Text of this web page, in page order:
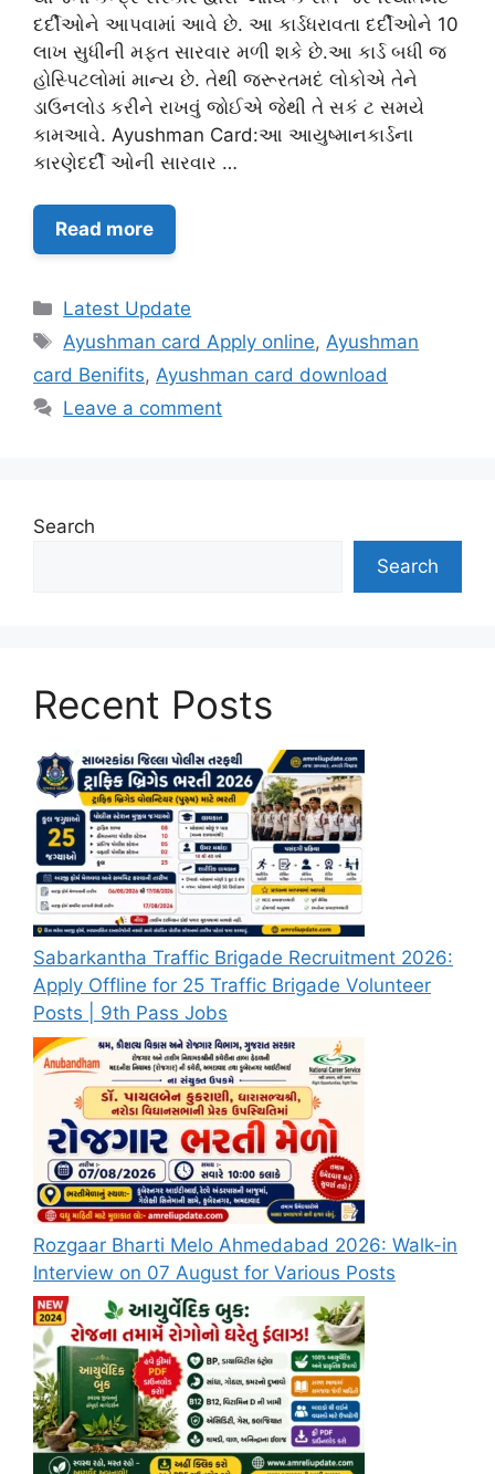
દર્દીઓને આપવામાં આવે છે. આ કાર્ડધરાવતા દર્દીઓને 10
લાખ સુધીની મફત સારવાર મળી શકે છે.આ કાર્ડ બધી જ
હોસ્પિટલોમાં માન્ય છે. તેથી જરૂરતમદં લોકોએ તેને
ડાઉનલોડ કરીને રાખવું જોઈએ જેથી તે સકં ટ સમયે
કામઆવે. Ayushman Card:આ આયુષ્માનકાર્ડના
કારણેદર્દી ઓની સારવાર …
Read more
Categories
Latest Update
Tags
Ayushman card Apply online,Ayushman
card Benifits, Ayushman card download
Leave a comment
Search
Search
Recent Posts
Sabarkantha Traffic Brigade Recruitment 2026:
Apply Offline for 25 Traffic Brigade Volunteer
Posts | 9th Pass Jobs
Rozgaar Bharti Melo Ahmedabad 2026: Walk-in
Interview on 07 August for Various Posts